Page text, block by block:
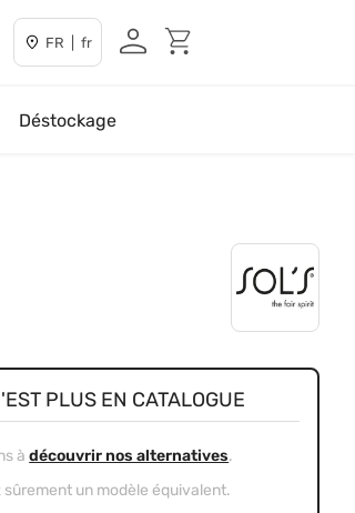
FR | fr
Déstockage
PLUS EN CATALOGUE
àdécouvrir nos alternatives.
un modèle équivalent.